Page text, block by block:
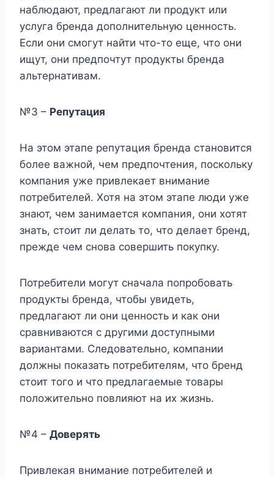
наблюдают, предлагают ли продукт или
услуга бренда дополнительную ценность.
Если они смогут найти что-то еще, что они
ищут, они предпочтут продукты бренда
альтернативам.
№3 – Репутация
На этом этапе репутация бренда становится
более важной, чем предпочтения, поскольку
компания уже привлекает внимание
потребителей. Хотя на этом этапе люди уже
знают, чем занимается компания, они хотят
знать, стоит ли делать то, что делает бренд,
прежде чем снова совершить покупку.
Потребители могут сначала попробовать
продукты бренда, чтобы увидеть,
предлагают ли они ценность и как они
сравниваются с другими доступными
вариантами. Следовательно, компании
должны показать потребителям, что бренд
стоит того и что предлагаемые товары
положительно повлияют на их жизнь.
№4 – Доверять
Привлекая внимание потребителей и